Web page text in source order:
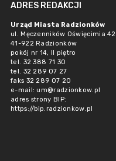
ADRES REDAKCJI
Urząd Miasta Radzionków
ul. Męczenników Oświęcimia 42
41-922 Radzionków
pokój nr 14, II piętro
tel. 32 388 71 30
tel. 32 289 07 27
faks 32 289 07 20
e-mail: um@radzionkow.pl
adres strony BIP:
https://bip.radzionkow.pl